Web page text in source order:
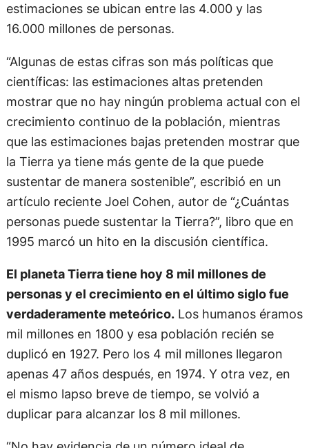
estimaciones se ubican entre las 4.000 y las
16.000 millones de personas.
“Algunas de estas cifras son más políticas que
científicas: las estimaciones altas pretenden
mostrar que no hay ningún problema actual con el
crecimiento continuo de la población, mientras
que las estimaciones bajas pretenden mostrar que
la Tierra ya tiene más gente de la que puede
sustentar de manera sostenible”, escribió en un
artículo reciente Joel Cohen, autor de “¿Cuántas
personas puede sustentar la Tierra?”, libro que en
1995 marcó un hito en la discusión científica.
El planeta Tierra tiene hoy 8 mil millones de
personas y el crecimiento en el último siglo fue
verdaderamente meteórico.Los humanos éramos
mil millones en 1800 y esa población recién se
duplicó en 1927. Pero los 4 mil millones llegaron
apenas 47 años después, en 1974. Y otra vez, en
el mismo lapso breve de tiempo, se volvió a
duplicar para alcanzar los 8 mil millones.